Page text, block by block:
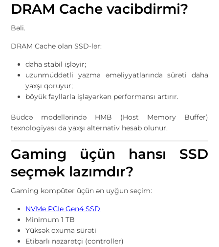
DRAM Cache vacibdirmi?
Bəli.
DRAM Cache olan SSD-lər:
daha stabil işləyir;
uzunmüddətli yazma əməliyyatlarında sürəti daha
yaxşı qoruyur;
böyük fayllarla işləyərkən performansı artırır.
Büdcə modellərində HMB (Host Memory Buffer)
texnologiyası da yaxşı alternativ hesab olunur.
Gaming üçün hansı SSD
seçmək lazımdır?
Gaming kompüter üçün ən uyğun seçim:
NVMe PCIe Gen4 SSD
Minimum 1 TB
Yüksək oxuma sürəti
Etibarlı nəzarətçi (controller)